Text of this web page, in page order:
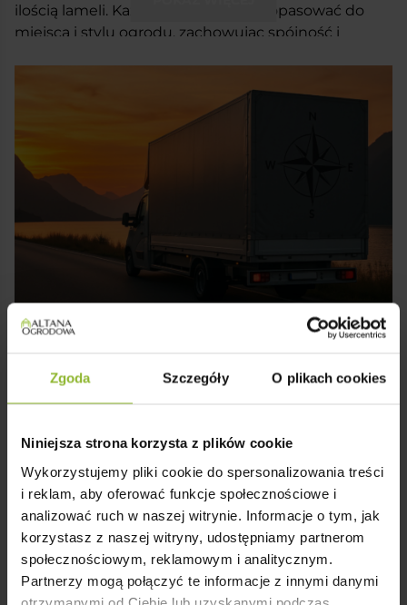
Zgoda Szczegóły O plikach cookies
Niniejsza strona korzysta z plików cookie
Wykorzystujemy pliki cookie do spersonalizowania treści
i reklam, aby oferować funkcje społecznościowe i
analizować ruch w naszej witrynie. Informacje o tym, jak
korzystasz z naszej witryny, udostępniamy partnerom
społecznościowym, reklamowym i analitycznym.
Partnerzy mogą połączyć te informacje z innymi danymi
otrzymanymi od Ciebie lub uzyskanymi podczas
ilością lameli. Każdy z nich można dopasować do
miejsca i stylu ogrodu, zachowując spójność i
Montaż i Transport w Całym Kraju
zakątku kraju.